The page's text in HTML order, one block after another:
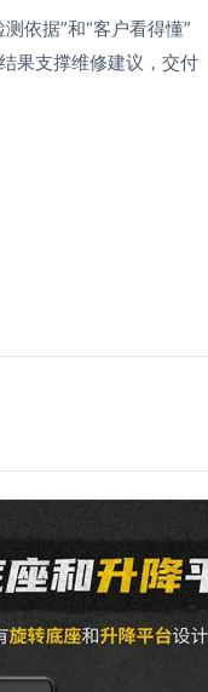
依据”和“客户看得懂”
果支撑维修建议，交付